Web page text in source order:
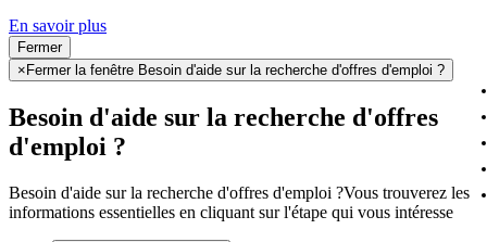
En savoir plus
Fermer
× Fermer la fenêtre Besoin d'aide sur la recherche d'offres d'emploi ?
Besoin d'aide sur la recherche d'offres
d'emploi ?
Besoin d'aide sur la recherche d'offres d'emploi ?Vous trouverez les
informations essentielles en cliquant sur l'étape qui vous intéresse